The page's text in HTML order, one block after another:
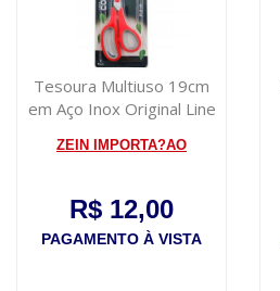
Tesoura Multiuso 19cm
em Aço Inox Original Line
ZEIN IMPORTA?AO
R$ 12,00
PAGAMENTO À VISTA